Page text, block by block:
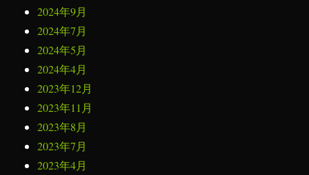
2024年9月
2024年7月
2024年5月
2024年4月
2023年12月
2023年11月
2023年8月
2023年7月
2023年4月